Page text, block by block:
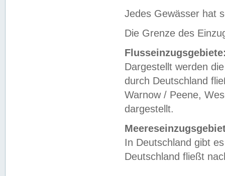
Jedes Gewässer hat
Die Grenze des
Dargestellt werden
durch Deutschland
Warnow / Peene,
dargestellt.
In Deutschland gibt
Deutschland fließt